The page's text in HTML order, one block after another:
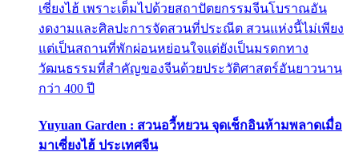
เซี่ยงไฮ้ เพราะเต็มไปด้วยสถาปัตยกรรมจีนโบราณอัน
งดงามและศิลปะการจัดสวนที่ประณีต สวนแห่งนี้ไม่เพียง
แต่เป็นสถานที่พักผ่อนหย่อนใจแต่ยังเป็นมรดกทาง
วัฒนธรรมที่สำคัญของจีนด้วยประวัติศาสตร์อันยาวนาน
กว่า 400 ปี
Yuyuan Garden : สวนอวี้หยวน จุดเช็กอินห้ามพลาดเมื่อ
มาเซี่ยงไฮ้ ประเทศจีน